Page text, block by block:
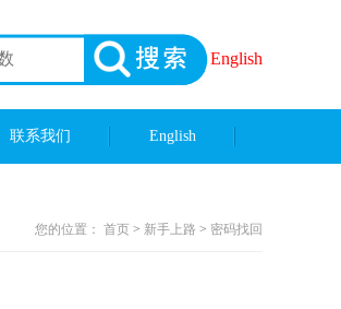
English
联系我们 English
您的位置： 首页 > 新手上路 > 密码找回